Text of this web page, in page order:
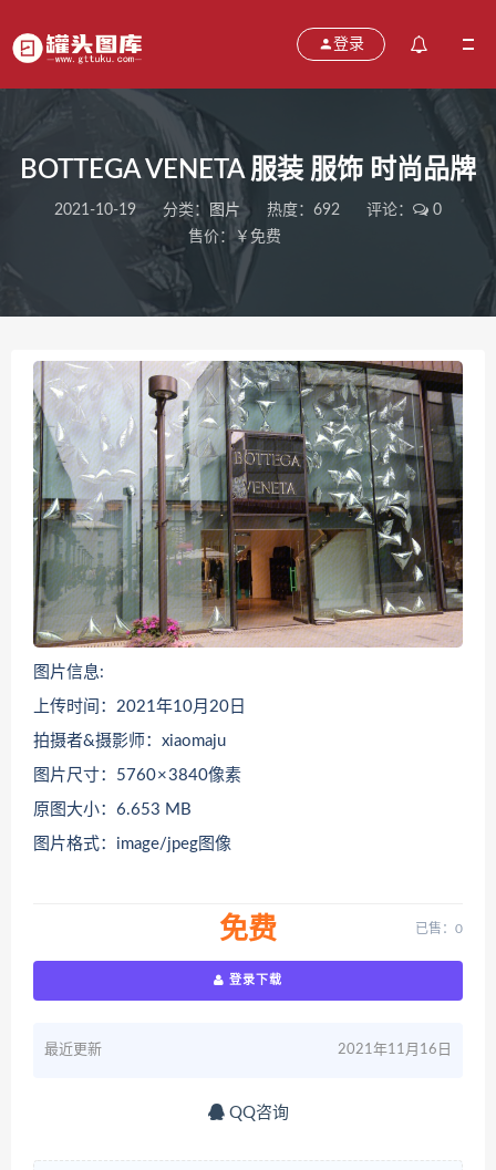
登录
BOTTEGA VENETA 服装 服饰 时尚品牌
2021-10-19 分类： 图片 热度：692 评论：
0
售价：￥免费
图片信息:
上传时间：2021年10月20日
拍摄者&摄影师：xiaomaju
图片尺寸：5760 × 3840像素
原图大小：6.653 MB
图片格式：image/jpeg图像
免费 已售：0
登录下载
最近更新 2021年11月16日
QQ咨询